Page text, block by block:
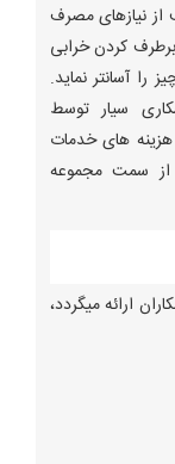
نیازهای مصرف
کردن خرابی
آسانتر نماید.
سیار توسط
های خدمات
از سمت مجموعه
ارائه میگردد،